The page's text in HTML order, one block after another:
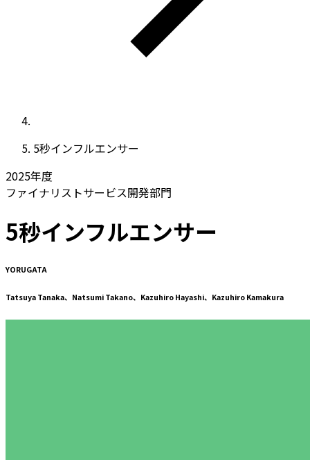
5秒インフルエンサー
2025年度
ファイナリストサービス開発部門
5秒インフルエンサー
YORUGATA
Tatsuya Tanaka、Natsumi Takano、Kazuhiro Hayashi、Kazuhiro Kamakura